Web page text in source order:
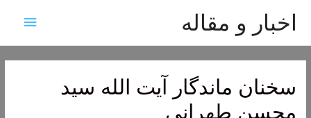
اخبار و مقاله
اصلی
سخنان ماندگار آیت الله سید
محسن طهرانی